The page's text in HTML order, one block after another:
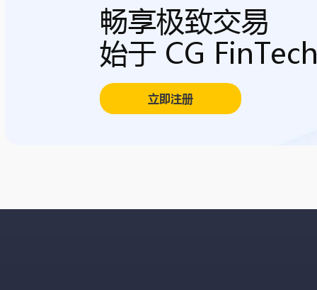
畅享极致交易
始于 CG
立即注册